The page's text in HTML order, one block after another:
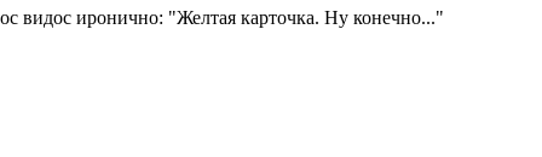
видос иронично: "Желтая карточка. Ну конечно..."